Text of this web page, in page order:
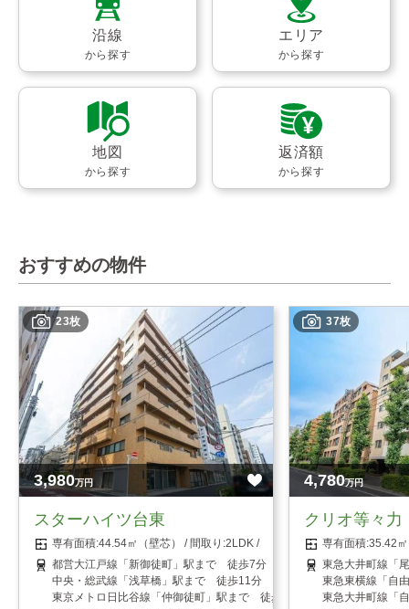
沿線
から探す
エリア
から探す
地図
から探す
返済額
から探す
おすすめの物件
23枚
3,980万円
スターハイツ台東
44.54㎡（壁芯）
2LDK
都営大江戸線「新御徒町」駅まで 徒歩7分
中央・総武線「浅草橋」駅まで 徒歩11分
東京メトロ日比谷線「仲御徒町」駅まで 徒歩11分
37枚
4,780万円
クリオ等々力
35.42
東急大井町線「
東急東横線「自
東急大井町線「